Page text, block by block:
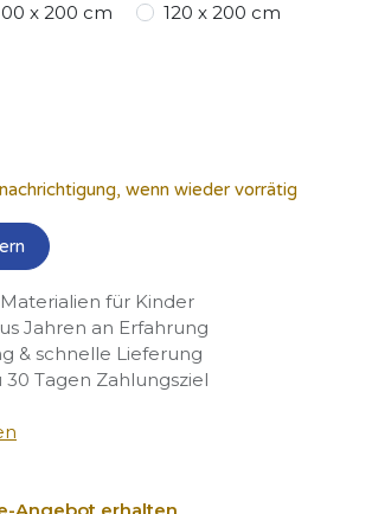
x 200 cm 120 x 200 cm
wenn wieder vorrätig
für Kinder
Jahren an Erfahrung
& schnelle Lieferung
Tagen Zahlungsziel